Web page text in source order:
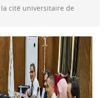
cité universitaire de